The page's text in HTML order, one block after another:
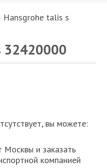
Hansgrohe talis s
32420000
вы можете:
Москвы и заказать
компанией